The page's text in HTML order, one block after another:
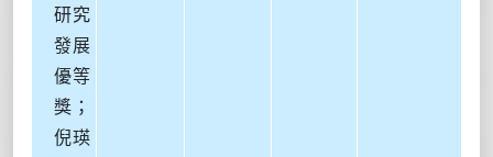
研究
發展
優等
獎；
倪瑛